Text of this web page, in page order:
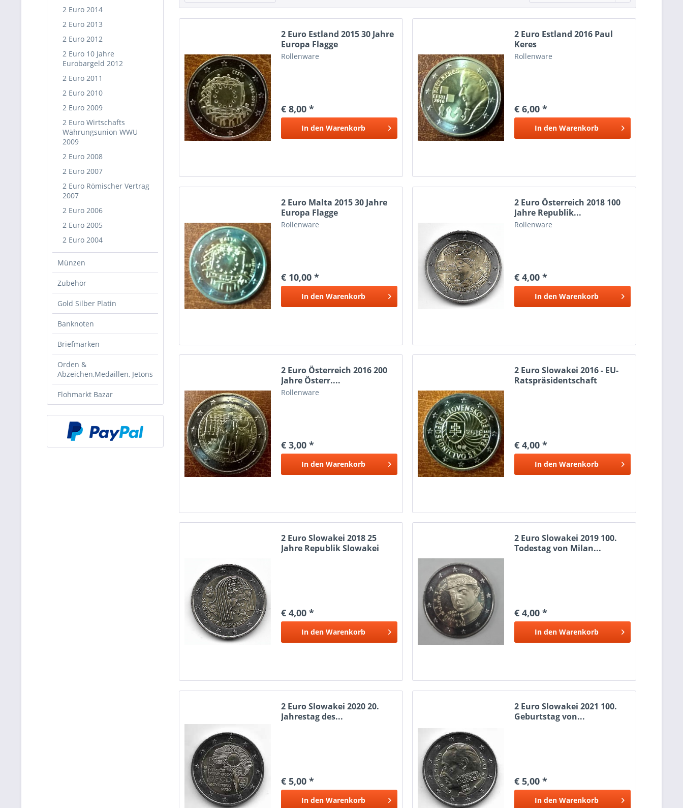
2 Euro 2014
2 Euro 2013
2 Euro 2012
2 Euro 10 Jahre
Eurobargeld 2012
2 Euro 2011
2 Euro 2010
2 Euro 2009
2 Euro Wirtschafts
Währungsunion WWU
2009
2 Euro 2008
2 Euro 2007
2 Euro Römischer Vertrag
2007
2 Euro 2006
2 Euro 2005
2 Euro 2004
Münzen
Zubehör
Gold Silber Platin
Banknoten
Briefmarken
Orden &
Abzeichen,Medaillen, Jetons
Flohmarkt Bazar
2 Euro Estland 2015 30 Jahre
Europa Flagge
Rollenware
€ 8,00 *
In den Warenkorb
2 Euro Estland 2016 Paul
Keres
Rollenware
€ 6,00 *
In den Warenkorb
2 Euro Malta 2015 30 Jahre
Europa Flagge
Rollenware
€ 10,00 *
In den Warenkorb
2 Euro Österreich 2018 100
Jahre Republik...
Rollenware
€ 4,00 *
In den Warenkorb
2 Euro Österreich 2016 200
Jahre Österr....
Rollenware
€ 3,00 *
In den Warenkorb
2 Euro Slowakei 2016 - EU-
Ratspräsidentschaft
€ 4,00 *
In den Warenkorb
2 Euro Slowakei 2018 25
Jahre Republik Slowakei
€ 4,00 *
In den Warenkorb
2 Euro Slowakei 2019 100.
Todestag von Milan...
€ 4,00 *
In den Warenkorb
2 Euro Slowakei 2020 20.
Jahrestag des...
€ 5,00 *
In den Warenkorb
2 Euro Slowakei 2021 100.
Geburtstag von...
€ 5,00 *
In den Warenkorb